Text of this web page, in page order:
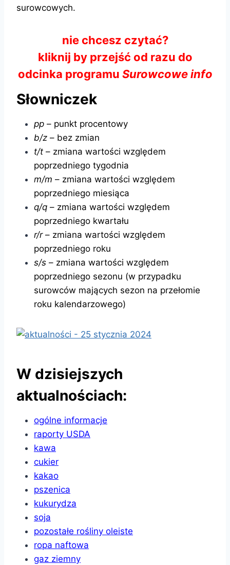
surowcowych.
nie chcesz czytać?
kliknij by przejść od razu do
odcinka programu Surowcowe info
Słowniczek
pp – punkt procentowy
b/z – bez zmian
t/t – zmiana wartości względem
poprzedniego tygodnia
m/m – zmiana wartości względem
poprzedniego miesiąca
q/q – zmiana wartości względem
poprzedniego kwartału
r/r– zmiana wartości względem
poprzedniego roku
s/s – zmiana wartości względem
poprzedniego sezonu (w przypadku
surowców mających sezon na przełomie
roku kalendarzowego)
W dzisiejszych
aktualnościach:
ogólne informacje
raporty USDA
kawa
cukier
kakao
pszenica
kukurydza
soja
pozostałe rośliny oleiste
ropa naftowa
gaz ziemny